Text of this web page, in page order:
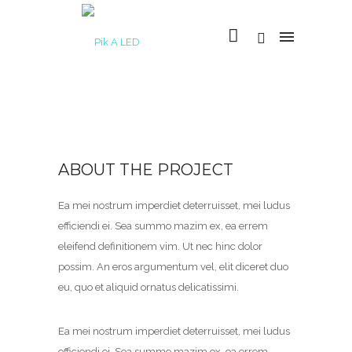
ABOUT THE PROJECT
Ea mei nostrum imperdiet deterruisset, mei ludus
efficiendi ei. Sea summo mazim ex, ea errem
eleifend definitionem vim. Ut nec hinc dolor
possim. An eros argumentum vel, elit diceret duo
eu, quo et aliquid ornatus delicatissimi.
Ea mei nostrum imperdiet deterruisset, mei ludus